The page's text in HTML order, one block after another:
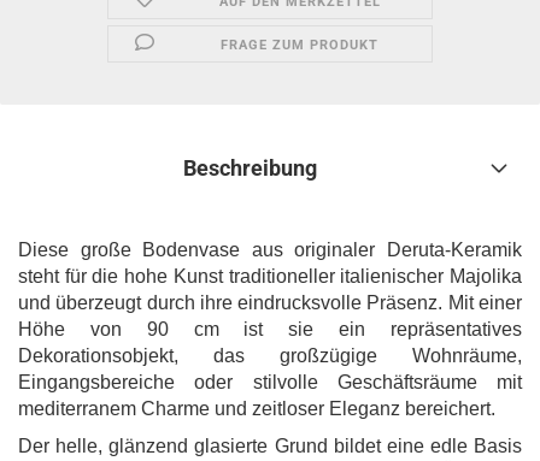
FRAGE ZUM PRODUKT
Beschreibung
Diese große Bodenvase aus originaler Deruta-Keramik
steht für die hohe Kunst traditioneller italienischer Majolika
und überzeugt durch ihre eindrucksvolle Präsenz. Mit einer
Höhe von 90 cm ist sie ein repräsentatives
Dekorationsobjekt, das großzügige Wohnräume,
Eingangsbereiche oder stilvolle Geschäftsräume mit
mediterranem Charme und zeitloser Eleganz bereichert.
Der helle, glänzend glasierte Grund bildet eine edle Basis